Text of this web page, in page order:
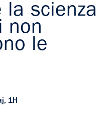
la scienza
non
le
1H